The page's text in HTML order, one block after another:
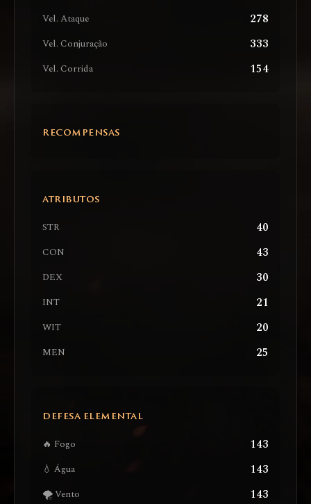
Vel. Ataque 278
Vel. Conjuração 333
Vel. Corrida 154
RECOMPENSAS
ATRIBUTOS
STR 40
CON 43
DEX 30
INT 21
WIT 20
MEN 25
DEFESA ELEMENTAL
🔥 Fogo 143
💧 Água 143
🌪️ Vento 143